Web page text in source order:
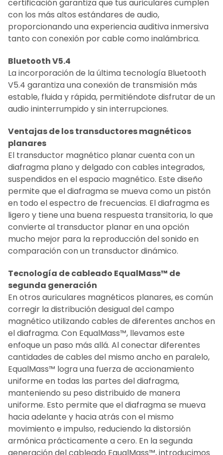
certificación garantiza que tus auriculares cumplen
con los más altos estándares de audio,
proporcionando una experiencia auditiva inmersiva
tanto con conexión por cable como inalámbrica.
Bluetooth V5.4
La incorporación de la última tecnología Bluetooth
V5.4 garantiza una conexión de transmisión más
estable, fluida y rápida, permitiéndote disfrutar de un
audio ininterrumpido y sin interrupciones.
Ventajas de los transductores magnéticos
planares
El transductor magnético planar cuenta con un
diafragma plano y delgado con cables integrados,
suspendidos en el espacio magnético. Este diseño
permite que el diafragma se mueva como un pistón
en todo el espectro de frecuencias. El diafragma es
ligero y tiene una buena respuesta transitoria, lo que
convierte al transductor planar en una opción
mucho mejor para la reproducción del sonido en
comparación con un transductor dinámico.
Tecnología de cableado EqualMass™ de
segunda generación
En otros auriculares magnéticos planares, es común
corregir la distribución desigual del campo
magnético utilizando cables de diferentes anchos en
el diafragma. Con EqualMass™, llevamos este
enfoque un paso más allá. Al conectar diferentes
cantidades de cables del mismo ancho en paralelo,
EqualMass™ logra una fuerza de accionamiento
uniforme en todas las partes del diafragma,
manteniendo su peso distribuido de manera
uniforme. Esto permite que el diafragma se mueva
hacia adelante y hacia atrás con el mismo
movimiento e impulso, reduciendo la distorsión
armónica prácticamente a cero. En la segunda